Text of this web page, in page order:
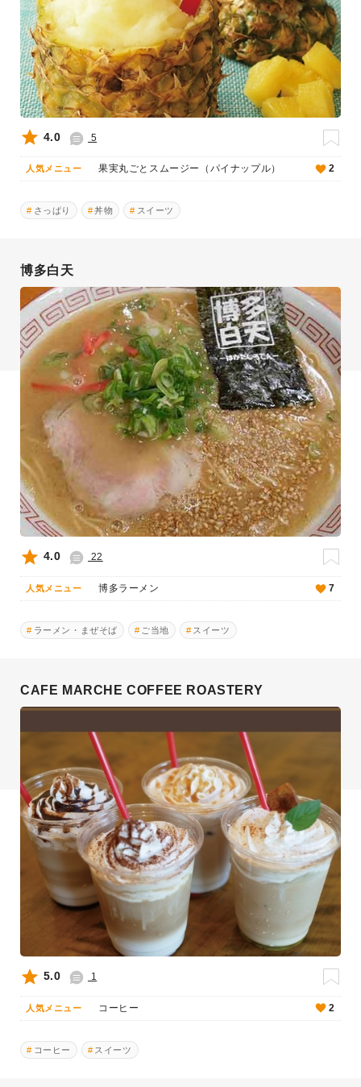
4.0 5
人気メニュー 果実丸ごとスムージー（パイナップル） 2
さっぱり 丼物 スイーツ
博多白天
4.0 22
人気メニュー 博多ラーメン 7
ラーメン・まぜそば ご当地 スイーツ
CAFE MARCHE COFFEE ROASTERY
5.0 1
人気メニュー コーヒー 2
コーヒー スイーツ